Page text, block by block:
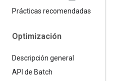
Prácticas recomendadas
Optimización
Descripción general
API de Batch